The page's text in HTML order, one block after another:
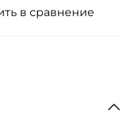
в сравнение